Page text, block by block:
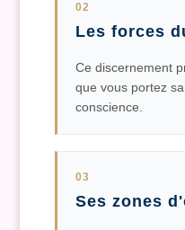
02
Les forces
Ce discernement
que vous portez
conscience.
03
Ses zones